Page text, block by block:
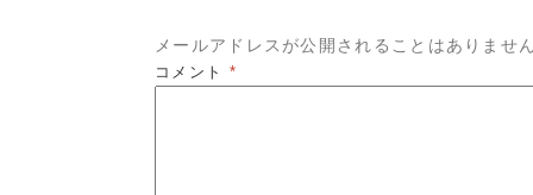
メールアドレスが公開されることはありませ
コメント *